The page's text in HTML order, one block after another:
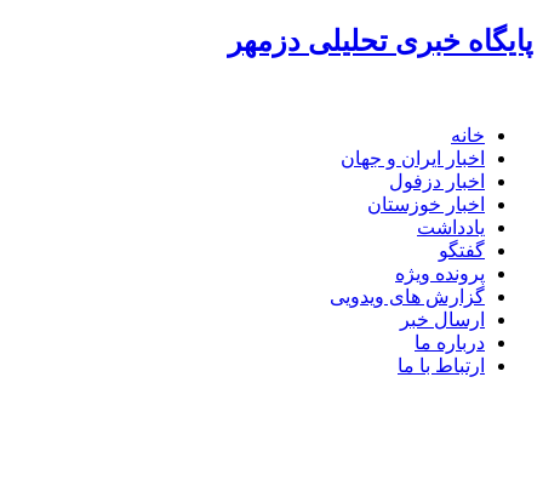
پرش
به
پایگاه خبری تحلیلی دزمهر
خانه
اخبار ایران و جهان
اخبار دزفول
اخبار خوزستان
یادداشت
گفتگو
پرونده ویژه
گزارش های ویدویی
ارسال خبر
درباره ما
ارتباط با ما